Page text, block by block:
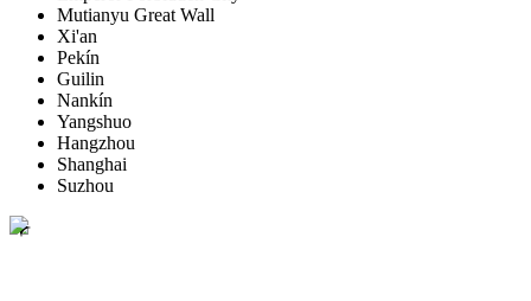
Mutianyu Great Wall
Xi'an
Pekín
Guilin
Nankín
Yangshuo
Hangzhou
Shanghai
Suzhou